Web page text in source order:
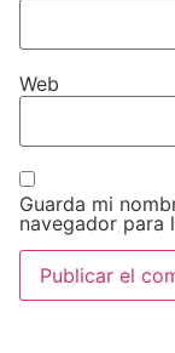
Web
Guarda mi
navegador para